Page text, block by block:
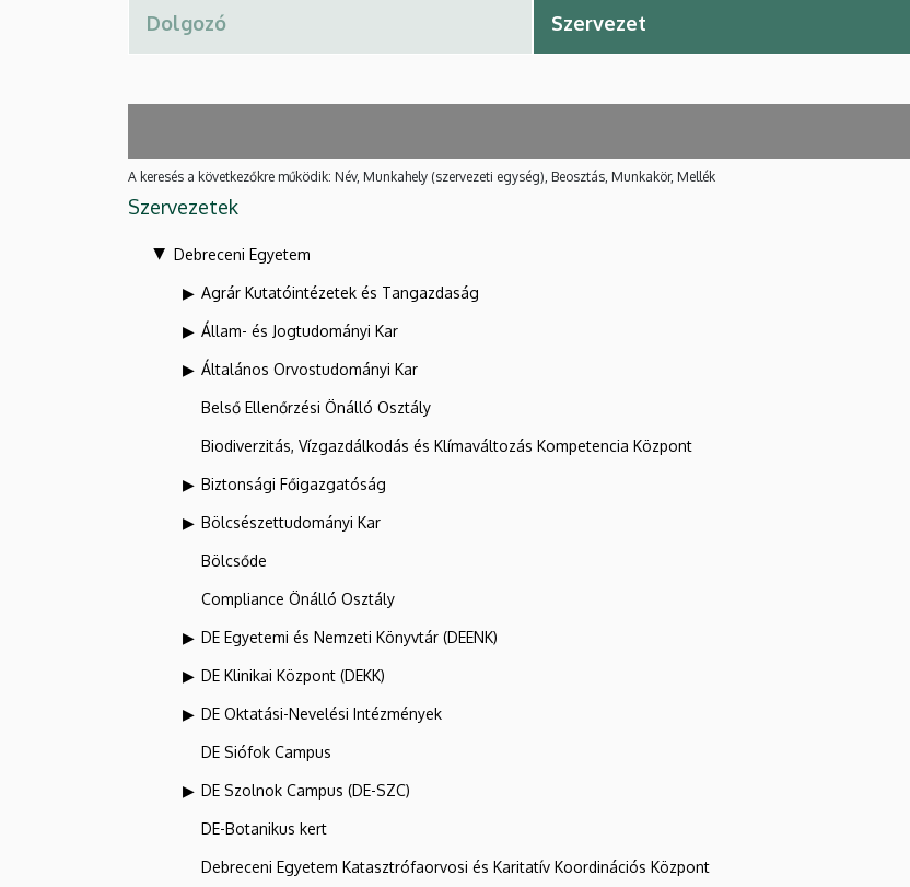
A keresés a következőkre működik: Név, Munkahely (szervezeti egység), Beosztás, Munkakör, Mellék
Szervezetek
Debreceni Egyetem
Agrár Kutatóintézetek és Tangazdaság
Állam- és Jogtudományi Kar
Általános Orvostudományi Kar
Belső Ellenőrzési Önálló Osztály
Biodiverzitás, Vízgazdálkodás és Klímaváltozás Kompetencia Központ
Biztonsági Főigazgatóság
Bölcsészettudományi Kar
Bölcsőde
Compliance Önálló Osztály
DE Egyetemi és Nemzeti Könyvtár (DEENK)
DE Klinikai Központ (DEKK)
DE Oktatási-Nevelési Intézmények
DE Siófok Campus
DE Szolnok Campus (DE-SZC)
DE-Botanikus kert
Debreceni Egyetem Katasztrófaorvosi és Karitatív Koordinációs Központ